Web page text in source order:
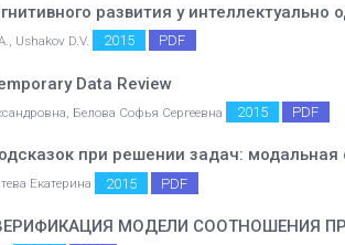
развития у
Ushakov D.V. 2015 PDF
Data Review
Белова Софья Сергеевна 2015 PDF
при решении задач:
Екатерина 2015 PDF
МОДЕЛИ СООТНОШЕНИЯ